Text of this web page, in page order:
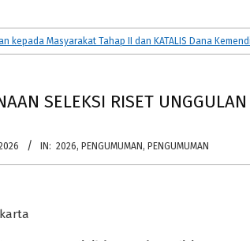
Masyarakat Tahap II dan KATALIS Dana
SELEKSI RISET
IN: 2026, PENGUMUMAN , PENGUMUMAN